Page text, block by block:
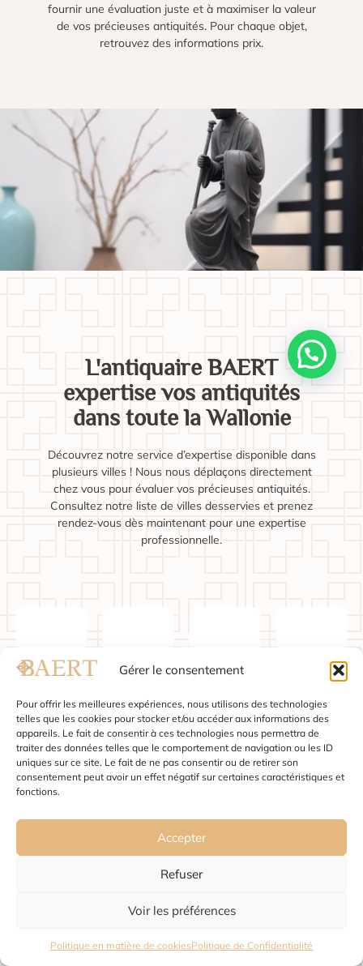
Gérer le consentement
Pour offrir les meilleures expériences, nous utilisons des technologies
telles que les cookies pour stocker et/ou accéder aux informations des
appareils. Le fait de consentir à ces technologies nous permettra de
traiter des données telles que le comportement de navigation ou les ID
uniques sur ce site. Le fait de ne pas consentir ou de retirer son
consentement peut avoir un effet négatif sur certaines caractéristiques et
fonctions.
Accepter
Refuser
Voir les préférences
Politique en matière de cookiesPolitique de Confidentialité
fournir une évaluation juste et à maximiser la valeur
de vos précieuses antiquités. Pour chaque objet,
retrouvez des informations prix.
L'antiquaire BAERT
expertise vos antiquités
dans toute la Wallonie
Découvrez notre service d’expertise disponible dans
plusieurs villes ! Nous nous déplaçons directement
chez vous pour évaluer vos précieuses antiquités.
Consultez notre liste de villes desservies et prenez
rendez-vous dès maintenant pour une expertise
professionnelle.
Andenne Arlon Ath
Binche Bouillon
Braine-